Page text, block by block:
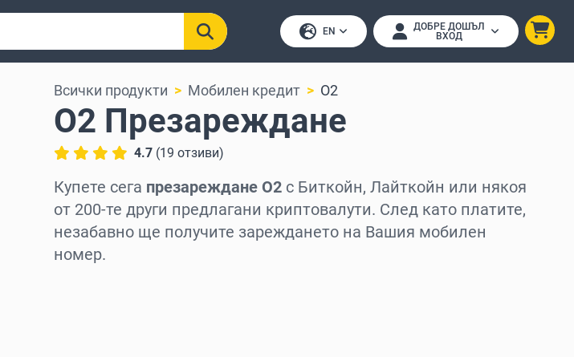
EN
ДОБРЕ ДОШЪЛ
ВХОД
Всички продукти Мобилен кредит O2
O2 Презареждане
4.7 (19 отзиви)
Купете сега презареждане O2 с Биткойн, Лайткойн или някоя
от 200-те други предлагани криптовалути. След като платите,
незабавно ще получите зареждането на Вашия мобилен
номер.